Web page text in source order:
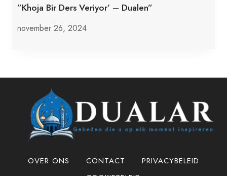
”Khoja Bir Ders Veriyor’ – Dualen”
november 26, 2024
OVER ONS CONTACT
PRIVACYBELEID